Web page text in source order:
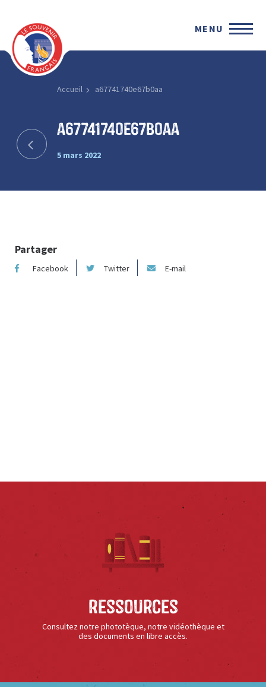
MENU
Accueil a67741740e67b0aa
a67741740e67b0aa
5 mars 2022
Partager
Facebook Twitter E-mail
Ressources
Consultez notre phototèque, notre vidéothèque et
des documents en libre accès.